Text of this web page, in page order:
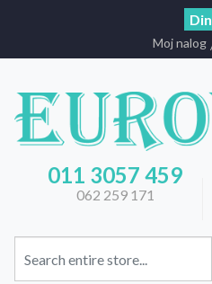
Din
Moj nalog
011 3057 459
062 259 171